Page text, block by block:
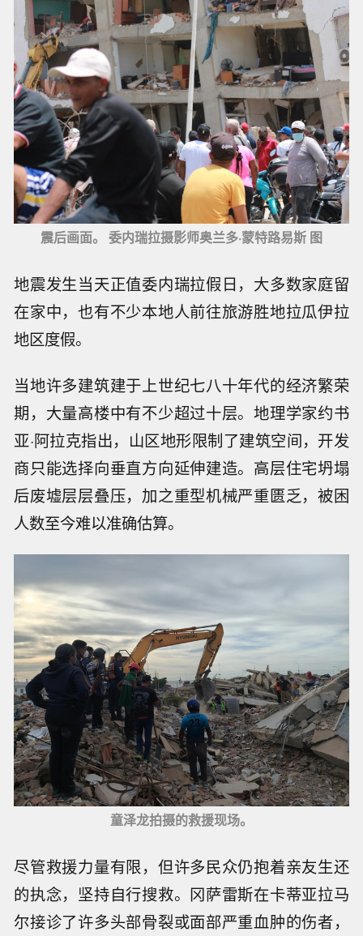
震后画面。 委内瑞拉摄影师奥兰多·蒙特路易斯 图
地震发生当天正值委内瑞拉假日，大多数家庭留
在家中，也有不少本地人前往旅游胜地拉瓜伊拉
地区度假。
当地许多建筑建于上世纪七八十年代的经济繁荣
期，大量高楼中有不少超过十层。地理学家约书
亚·阿拉克指出，山区地形限制了建筑空间，开发
商只能选择向垂直方向延伸建造。高层住宅坍塌
后废墟层层叠压，加之重型机械严重匮乏，被困
人数至今难以准确估算。
童泽龙拍摄的救援现场。
尽管救援力量有限，但许多民众仍抱着亲友生还
的执念，坚持自行搜救。冈萨雷斯在卡蒂亚拉马
尔接诊了许多头部骨裂或面部严重血肿的伤者，